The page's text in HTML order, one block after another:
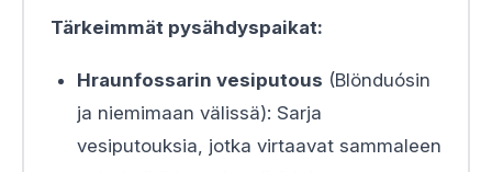
Tärkeimmät pysähdyspaikat:
Hraunfossarin vesiputous (Blönduósin
ja niemimaan välissä): Sarja
vesiputouksia, jotka virtaavat sammaleen